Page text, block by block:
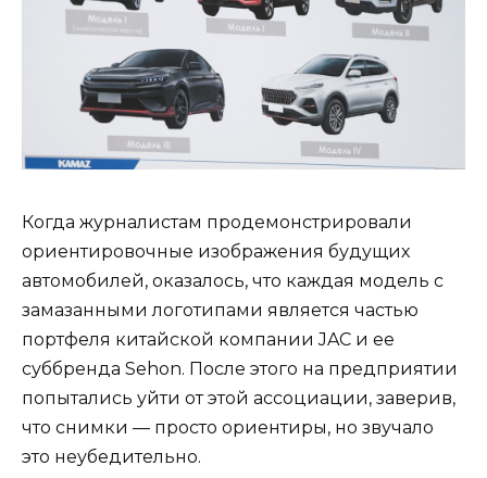
Когда журналистам продемонстрировали
ориентировочные изображения будущих
автомобилей, оказалось, что каждая модель с
замазанными логотипами является частью
портфеля китайской компании JAC и ее
суббренда Sehon. После этого на предприятии
попытались уйти от этой ассоциации, заверив,
что снимки — просто ориентиры, но звучало
это неубедительно.